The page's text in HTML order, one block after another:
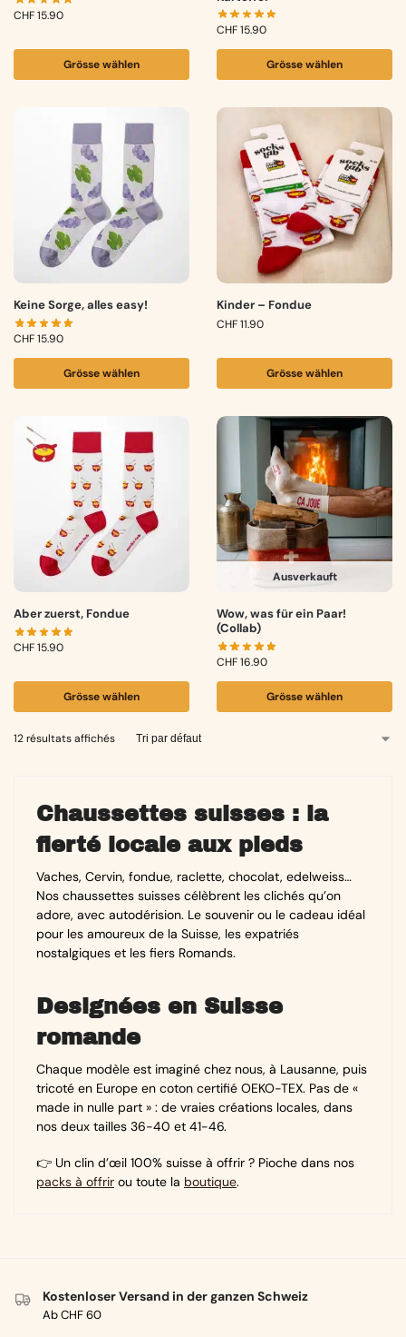
CHF15.90
Grösse wählen
CHF15.90
Grösse wählen
Keine Sorge, alles easy!
CHF15.90
Grösse wählen
Kinder – Fondue
CHF11.90
Grösse wählen
Aber zuerst, Fondue
CHF15.90
Grösse wählen
Ausverkauft
Wow, was für ein Paar!
(Collab)
CHF16.90
Grösse wählen
12 résultats affichés
Chaussettes suisses : la
fierté locale aux pieds
Vaches, Cervin, fondue, raclette, chocolat, edelweiss…
Nos chaussettes suisses célèbrent les clichés qu’on
adore, avec autodérision. Le souvenir ou le cadeau idéal
pour les amoureux de la Suisse, les expatriés
nostalgiques et les fiers Romands.
Designées en Suisse
romande
Chaque modèle est imaginé chez nous, à Lausanne, puis
tricoté en Europe en coton certifié OEKO-TEX. Pas de «
made in nulle part » : de vraies créations locales, dans
nos deux tailles 36-40 et 41-46.
👉 Un clin d’œil 100% suisse à offrir ? Pioche dans nos
packs à offrir ou toute la boutique.
Kostenloser Versand in der ganzen Schweiz
Ab CHF 60